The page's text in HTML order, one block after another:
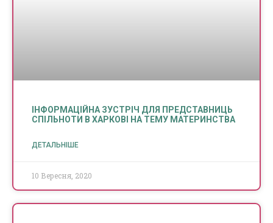
ІНФОРМАЦІЙНА ЗУСТРІЧ ДЛЯ ПРЕДСТАВНИЦЬ
СПІЛЬНОТИ В ХАРКОВІ НА ТЕМУ МАТЕРИНСТВА
ДЕТАЛЬНІШЕ
10 Вересня, 2020